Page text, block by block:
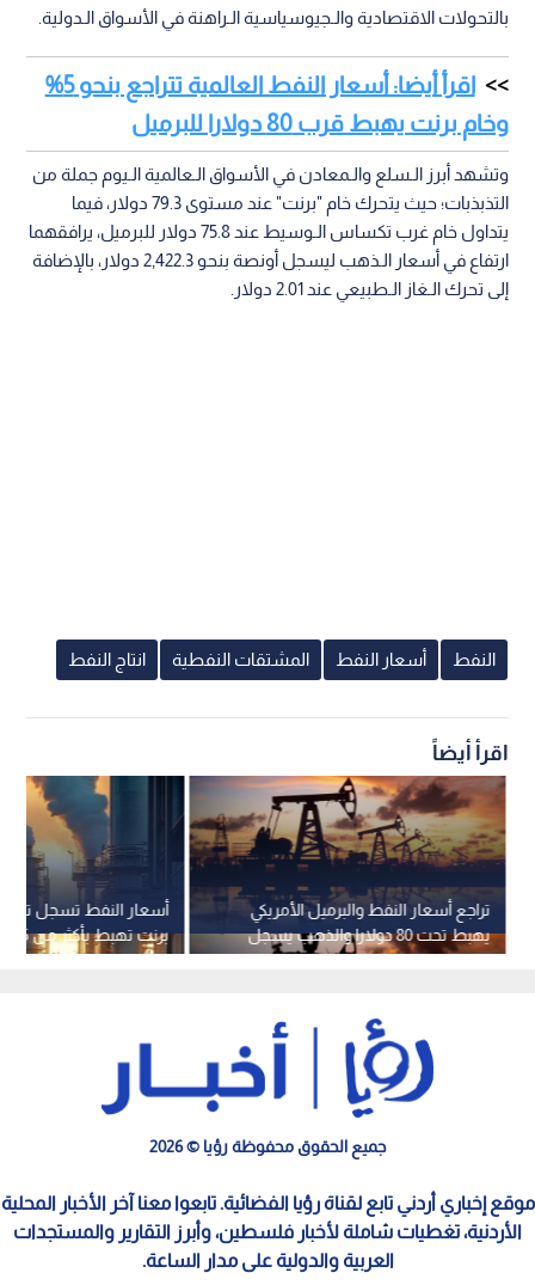
بالتحولات الاقتصادية والـجيوسياسية الـراهنة في الأسواق الـدولية.
اقرأ أيضا: أسعار النفط العالمية تتراجع بنحو 5%
وخام برنت يهبط قرب 80 دولارا للبرميل
وتشهد أبرز الـسلع والـمعادن في الأسواق الـعالمية الـيوم جملة من
التذبذبات؛ حيث يتحرك خام "برنت" عند مستوى 79.3 دولار، فيما
يتداول خام غرب تكساس الـوسيط عند 75.8 دولار للبرميل، يرافقهما
ارتفاع في أسعار الـذهب ليسجل أونصة بنحو 2,422.3 دولار، بالإضافة
إلى تحرك الـغاز الـطبيعي عند 2.01 دولار.
النفط أسعار النفط المشتقات النفطية انتاج النفط
اقرأ أيضاً
أسعار النفط تسجل
برنت تهبط بأكثر من 5%
تراجع أسعار النفط والبرميل الأمريكي
يهبط تحت 80 دولارا والذهب يسجل
ارتفاعا
جميع الحقوق محفوظة رؤيا © 2026
موقع إخباري أردني تابع لقناة رؤيا الفضائية. تابعوا معنا آخر الأخبار المحلية
الأردنية، تغطيات شاملة لأخبار فلسطين، وأبرز التقارير والمستجدات
العربية والدولية على مدار الساعة.